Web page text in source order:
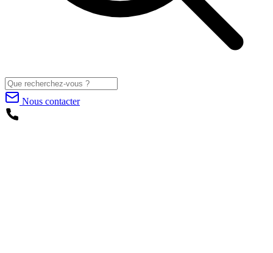
Nous contacter